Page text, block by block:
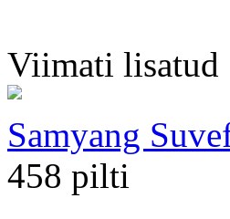
Viimati lisatud
Samyang
458 pilti